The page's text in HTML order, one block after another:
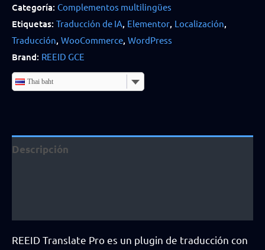
Pro
—
Licencia
para
agencias
Categoría: Complementos multilingües
Etiquetas: Traducción de IA, Elementor, Localización,
Traducción, WooCommerce, WordPress
Brand: REEID GCE
Thai baht
Descripción
REEID Translate Pro es un plugin de traducción con